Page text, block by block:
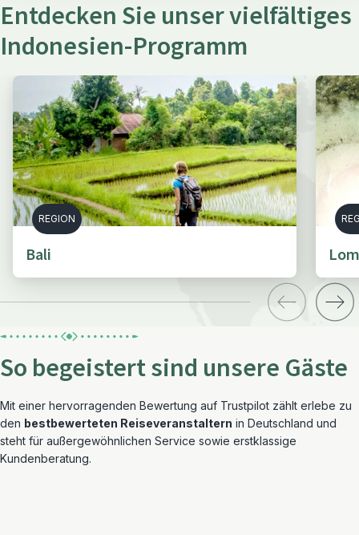
Entdecken Sie unser vielfältiges
Indonesien-Programm
REGION
Bali
So begeistert sind unsere Gäste
Mit einer hervorragenden Bewertung auf Trustpilot zählt erlebe zu
den bestbewerteten Reiseveranstaltern in Deutschland und
steht für außergewöhnlichen Service sowie erstklassige
Kundenberatung.